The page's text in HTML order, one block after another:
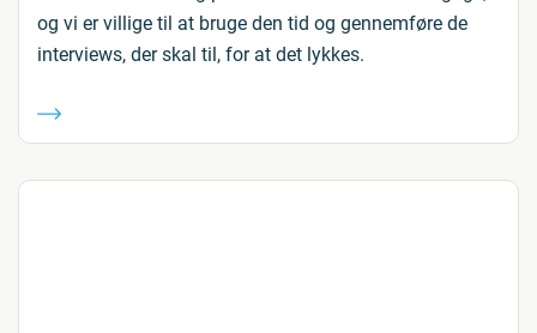
og vi er villige til at bruge den tid og gennemføre de
interviews, der skal til, for at det lykkes.